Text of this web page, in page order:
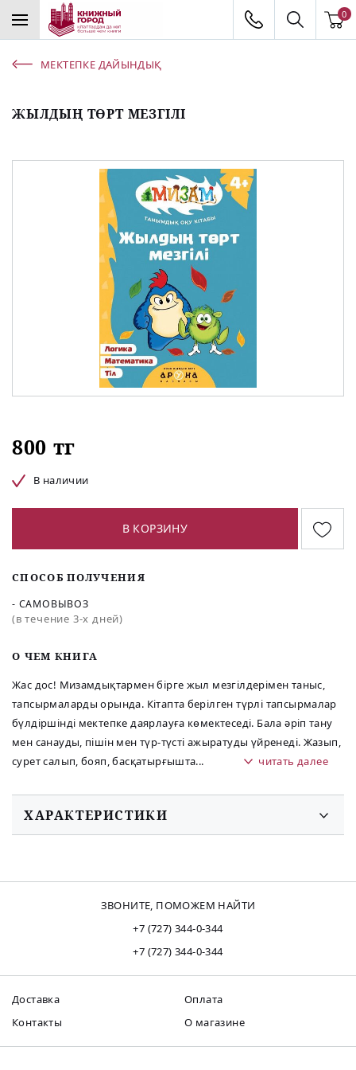
0
МЕКТЕПКЕ ДАЙЫНДЫҚ
ЖЫЛДЫҢ ТӨРТ МЕЗГІЛІ
O ЧЕМ КНИГА
Жас дос! Мизамдықтармен бірге жыл мезгілдерімен таныс,
тапсырмаларды орында. Кітапта берілген түрлі тапсырмалар
бүлдіршінді мектепке даярлауға көмектеседі. Бала əріп тану
мен санауды, пішін мен түр-түсті ажыратуды үйренеді. Жазып,
сурет салып, бояп, басқатырғышта... читать далее
800 тг
В наличии
В КОРЗИНУ
СПОСОБ ПОЛУЧЕНИЯ
- САМОВЫВОЗ
(в течение 3-х дней)
ХАРАКТЕРИСТИКИ
ЗВОНИТЕ, ПОМОЖЕМ НАЙТИ
+7 (727) 344-0-344
+7 (727) 344-0-344
Доставка
Оплата
Контакты
О магазине